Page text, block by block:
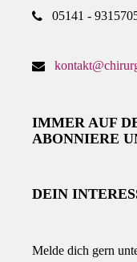
05141 -
IMMER AUF
ABONNIERE
DEIN
Melde dich gern